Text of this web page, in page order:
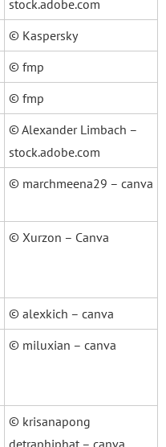
stock.adobe.com
© Kaspersky
© fmp
© fmp
© Alexander Limbach –
stock.adobe.com
© marchmeena29 – canva
© Xurzon – Canva
© alexkich – canva
© miluxian – canva
© krisanapong